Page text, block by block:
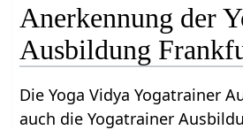
Anerkennung der
Ausbildung
Die Yoga Vidya Yogatrainer
auch die Yogatrainer